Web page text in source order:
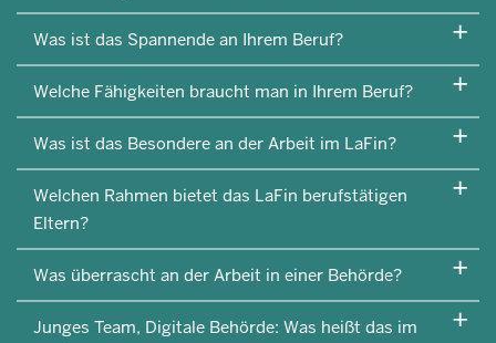
Was ist das Spannende an Ihrem Beruf?
Welche Fähigkeiten braucht man in Ihrem Beruf?
Was ist das Besondere an der Arbeit im LaFin?
Welchen Rahmen bietet das LaFin berufstätigen
Eltern?
Was überrascht an der Arbeit in einer Behörde?
Junges Team, Digitale Behörde: Was heißt das im